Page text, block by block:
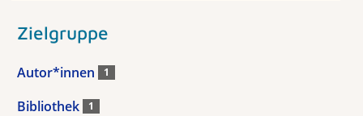
Zielgruppe
Autor*innen 1
Bibliothek 1